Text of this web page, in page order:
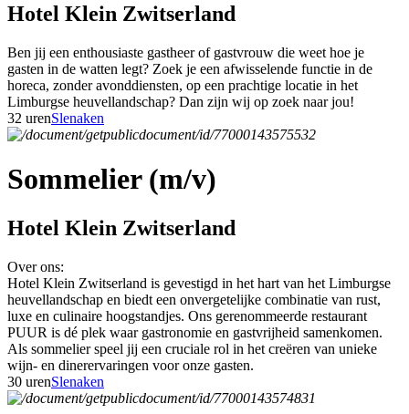
Hotel Klein Zwitserland
Ben jij een enthousiaste gastheer of gastvrouw die weet hoe je
gasten in de watten legt? Zoek je een afwisselende functie in de
horeca, zonder avonddiensten, op een prachtige locatie in het
Limburgse heuvellandschap? Dan zijn wij op zoek naar jou!
32 urenSlenaken
Sommelier (m/v)
Hotel Klein Zwitserland
Over ons:
Hotel Klein Zwitserland is gevestigd in het hart van het Limburgse
heuvellandschap en biedt een onvergetelijke combinatie van rust,
luxe en culinaire hoogstandjes. Ons gerenommeerde restaurant
PUUR is dé plek waar gastronomie en gastvrijheid samenkomen.
Als sommelier speel jij een cruciale rol in het creëren van unieke
wijn- en dinerervaringen voor onze gasten.
30 urenSlenaken